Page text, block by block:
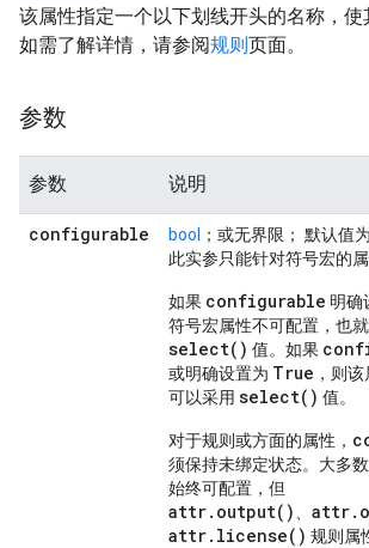
该属性指定一个以下划线开头的名称，使
如需了解详情，请参阅规则页面。
参数
参数 说明
configurable bool ；或无界限； 默认值为
此实参只能针对符号宏的属
如果 configurable 明确
符号宏属性不可配置，也
select() 值。如果
或明确设置为 True ，则
可以采用 select() 值。
对于规则或方面的属性，
须保持未绑定状态。大多
始终可配置，但
attr.output()
attr.license() 规则属